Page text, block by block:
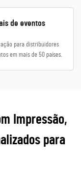
de eventos
para distribuidores
em mais de 50 países.
Impressão,
para